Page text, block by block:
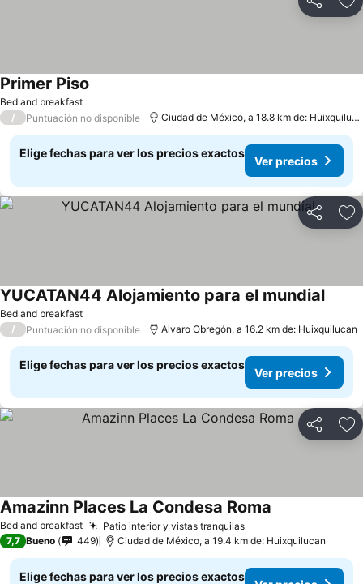
Compartir
Bed and breakfast
Primer Piso
/ Puntuación no disponible Ciudad de México, a 18.8 km de: Huixquilucan
Elige fechas para ver los precios exactos
Ver precios
Compartir
Bed and breakfast
YUCATAN44 Alojamiento para el mundial
/ Puntuación no disponible Alvaro Obregón, a 16.2 km de: Huixquilucan
Elige fechas para ver los precios exactos
Ver precios
Compartir
Bed and breakfast Patio interior y vistas tranquilas
Amazinn Places La Condesa Roma
7,7 Bueno 449 Ciudad de México, a 19.4 km de: Huixquilucan
Elige fechas para ver los precios exactos